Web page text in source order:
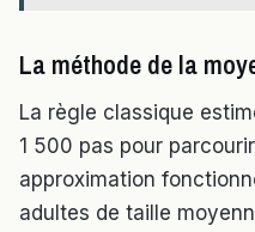
La méthode de la
La règle classique
1 500 pas pour
approximation
adultes de taille